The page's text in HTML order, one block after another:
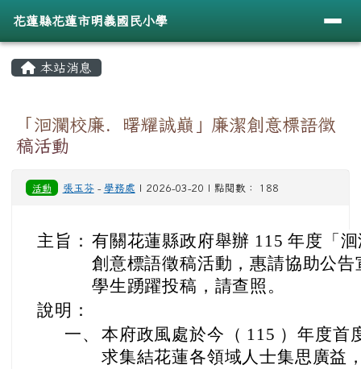
花蓮縣花蓮市明義國民小學
導覽列
花蓮縣花蓮市明義國民小學
主內容區域
本站消息
「洄瀾校廉．曙耀誠巔」廉潔創意標語徵
稿活動
活動 張玉芬- 學務處 | 2026-03-20 | 點閱數： 188
主旨： 有關花蓮縣政府舉辦 115 年度「
創意標語徵稿活動，惠請協助公
學生踴躍投稿，請查照。
說明：
一、 本府政風處於今（ 115 ）年度首
求集結花蓮各領域人士集思廣益
頁尾區域